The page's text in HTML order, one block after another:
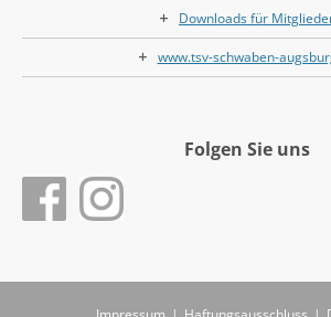
Downloads für
www.tsv-schwaben-
Folgen Sie uns